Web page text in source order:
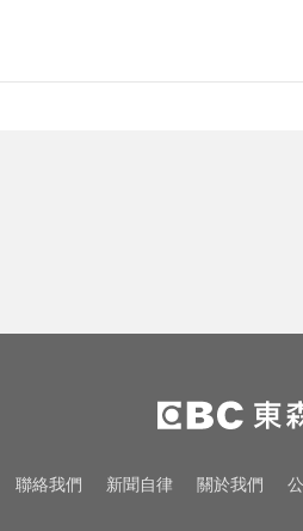
法院判決揭密
女兵遭集體性侵數小
學院爆黑幕
還有新颱風？罕見「3
聯絡我們 新聞自律 關於我們